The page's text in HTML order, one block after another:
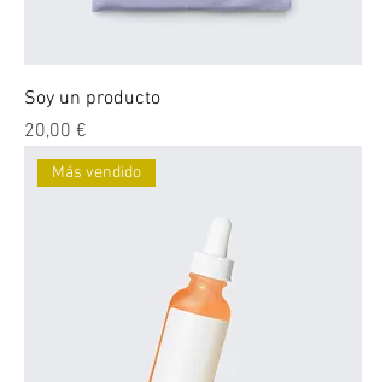
Soy un producto
Precio
20,00 €
Más vendido